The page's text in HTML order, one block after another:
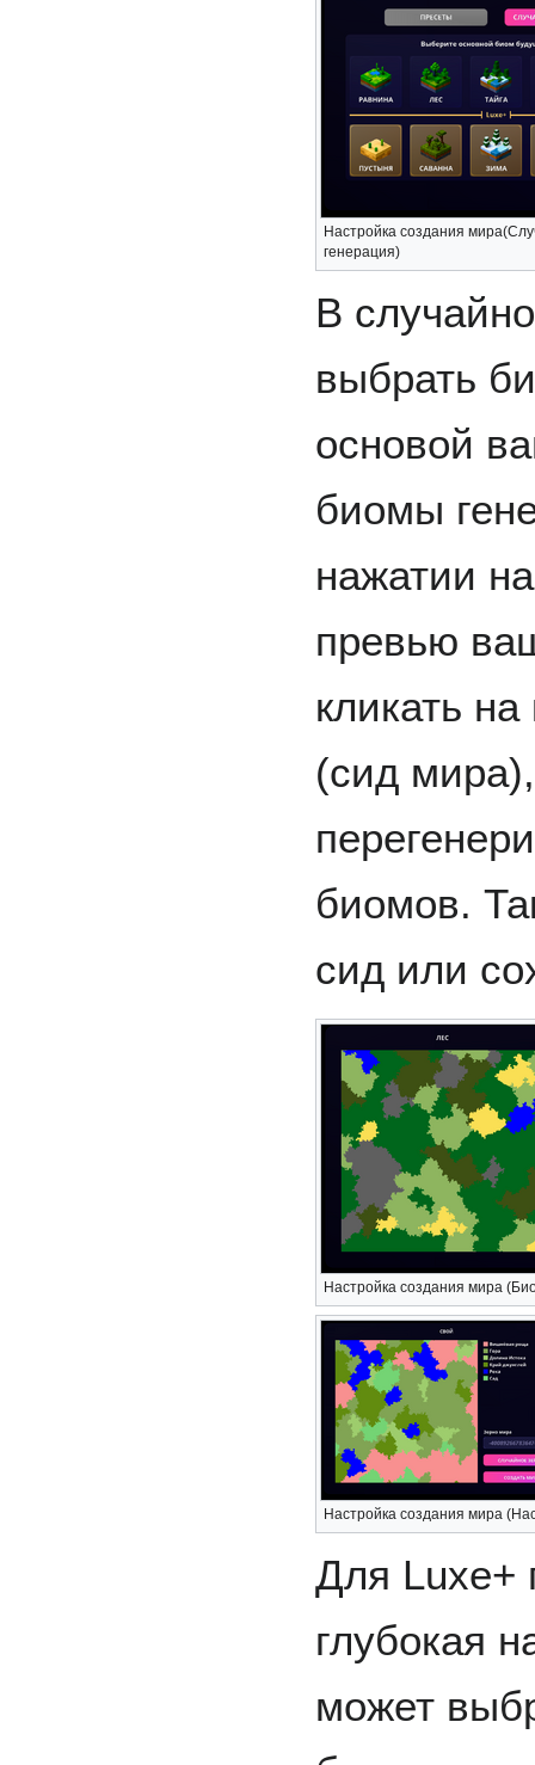
Настройка создания
генерация)
В
выбрать
основой
биомы
нажатии
превью
кликать
(сид
биомов.
сид или
Настройка создания мира
Настройка создания мира
Для Luxe+
глубокая
может